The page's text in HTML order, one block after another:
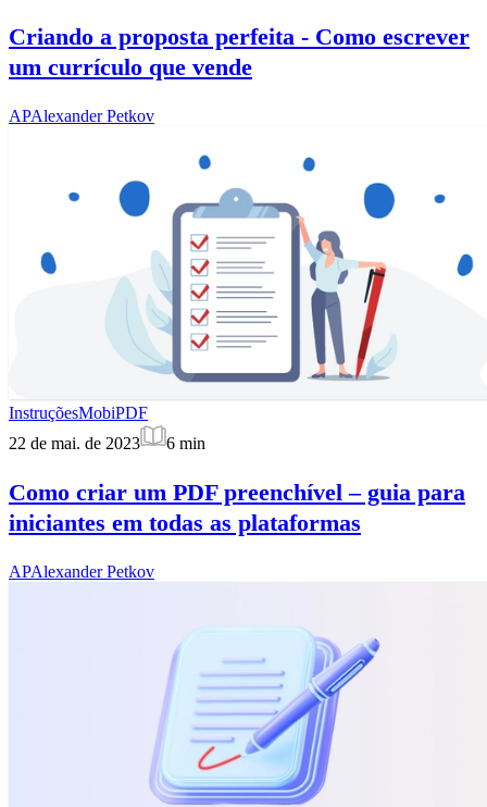
Criando a proposta perfeita - Como escrever
um currículo que vende
APAlexander Petkov
InstruçõesMobiPDF
22 de mai. de 2023
6 min
Como criar um PDF preenchível – guia para
iniciantes em todas as plataformas
APAlexander Petkov